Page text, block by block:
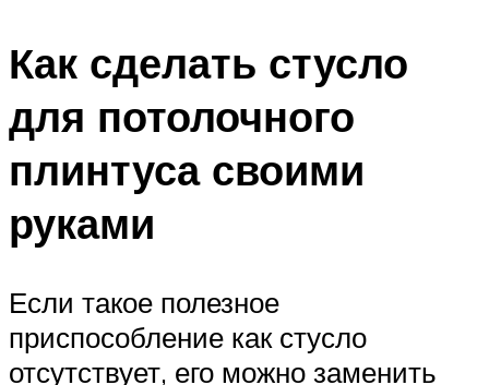
Как сделать стусло
для потолочного
плинтуса своими
руками
Если такое полезное
приспособление как стусло
отсутствует, его можно заменить